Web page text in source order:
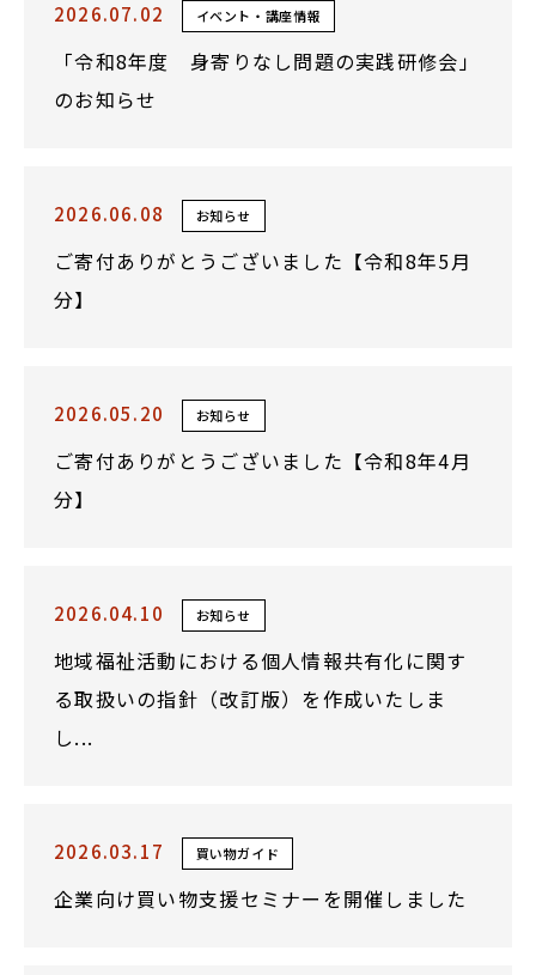
2026.07.02 イベント・講座情報
「令和8年度 身寄りなし問題の実践研修会」
のお知らせ
2026.06.08 お知らせ
ご寄付ありがとうございました【令和8年5月
分】
2026.05.20 お知らせ
ご寄付ありがとうございました【令和8年4月
分】
2026.04.10 お知らせ
地域福祉活動における個人情報共有化に関す
る取扱いの指針（改訂版）を作成いたしま
し...
2026.03.17 買い物ガイド
企業向け買い物支援セミナーを開催しました